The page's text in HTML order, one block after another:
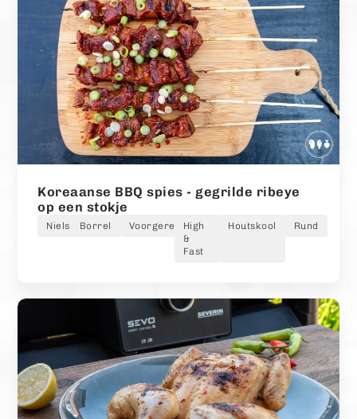
Koreaanse BBQ spies - gegrilde ribeye
op een stokje
Niels Borrel VoorgerechtHigh
&
Fast
Houtskool Rund